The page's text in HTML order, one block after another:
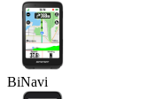
BiNavi